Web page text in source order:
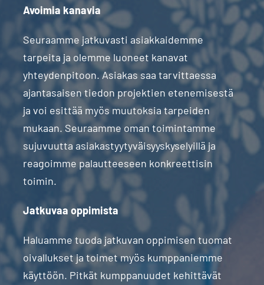
Avoimia kanavia
Seuraamme jatkuvasti asiakkaidemme
tarpeita ja olemme luoneet kanavat
yhteydenpitoon. Asiakas saa tarvittaessa
ajantasaisen tiedon projektien etenemisestä
ja voi esittää myös muutoksia tarpeiden
mukaan. Seuraamme oman toimintamme
sujuvuutta asiakastyytyväisyyskyselyillä ja
reagoimme palautteeseen konkreettisin
toimin.
Jatkuvaa oppimista
Haluamme tuoda jatkuvan oppimisen tuomat
oivallukset ja toimet myös kumppaniemme
käyttöön. Pitkät kumppanuudet kehittävät